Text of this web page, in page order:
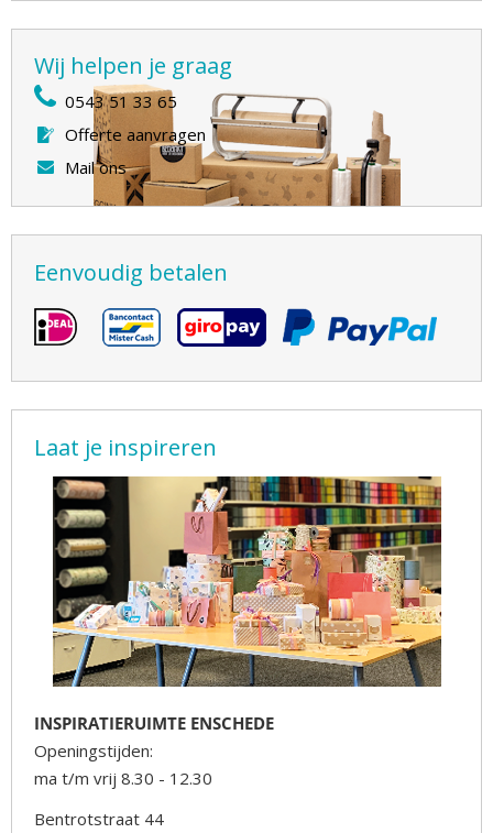
Wij helpen je graag
0543 51 33 65
Offerte aanvragen
Mail ons
Eenvoudig betalen
Laat je inspireren
INSPIRATIERUIMTE ENSCHEDE
Openingstijden:
ma t/m vrij 8.30 - 12.30
Bentrotstraat 44